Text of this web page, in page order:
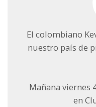
El colombiano
nuestro país de
Mañana viernes
en